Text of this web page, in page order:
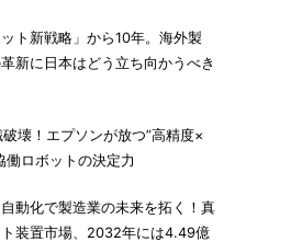
ト新戦略」から10年。海外製
新に日本はどう立ち向かうべき
壊！エプソンが放つ”高精度×
働ロボットの決定力
動化で製造業の未来を拓く！真
装置市場、2032年には4.49億